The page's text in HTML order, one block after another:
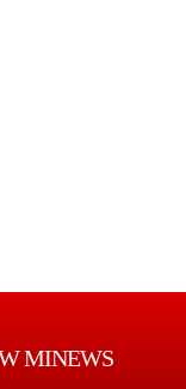
MINEWS